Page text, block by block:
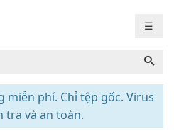
☰
miễn phí. Chỉ tệp gốc. Virus
tra và an toàn.